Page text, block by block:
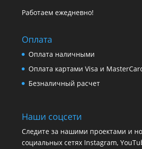
Работаем ежедневно!
Оплата
Оплата наличными
Оплата картами Visa и
Безналичный расчет
Наши соцсети
Следите за нашими проектами и
социальных сетях Instagram,